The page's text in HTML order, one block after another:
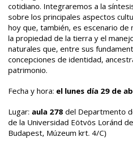
cotidiano. Integraremos a la
sobre los principales aspectos
hoy que, también, es escenario
la propiedad de la tierra y el
naturales que, entre sus
concepciones de identidad,
patrimonio.
Fecha y hora: el lunes día 29 de
Lugar: aula 278 del Departmento
de la Universidad Eötvös Loránd
Budapest, Múzeum krt. 4/C)